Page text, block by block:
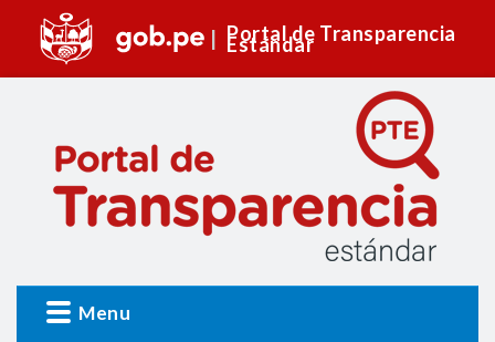
Portal de Transparencia
Estándar
Menu